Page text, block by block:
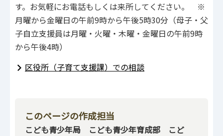
す。お気軽にお電話もしくは来所してください。 ※
月曜から金曜日の午前9時から午後5時30分（母子・父
子自立支援員は月曜・火曜・木曜・金曜日の午前9時
から午後4時）
区役所（子育て支援課）での相談
このページの作成担当
こども青少年局 こども青少年育成部 こど